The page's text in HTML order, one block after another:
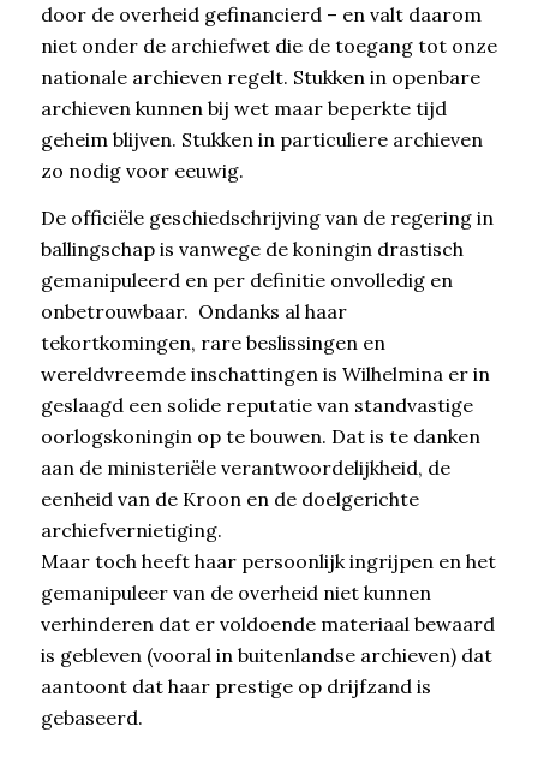
door de overheid gefinancierd – en valt daarom
niet onder de archiefwet die de toegang tot onze
nationale archieven regelt. Stukken in openbare
archieven kunnen bij wet maar beperkte tijd
geheim blijven. Stukken in particuliere archieven
zo nodig voor eeuwig.
De officiële geschiedschrijving van de regering in
ballingschap is vanwege de koningin drastisch
gemanipuleerd en per definitie onvolledig en
onbetrouwbaar. Ondanks al haar
tekortkomingen, rare beslissingen en
wereldvreemde inschattingen is Wilhelmina er in
geslaagd een solide reputatie van standvastige
oorlogskoningin op te bouwen. Dat is te danken
aan de ministeriële verantwoordelijkheid, de
eenheid van de Kroon en de doelgerichte
archiefvernietiging.
Maar toch heeft haar persoonlijk ingrijpen en het
gemanipuleer van de overheid niet kunnen
verhinderen dat er voldoende materiaal bewaard
is gebleven (vooral in buitenlandse archieven) dat
aantoont dat haar prestige op drijfzand is
gebaseerd.